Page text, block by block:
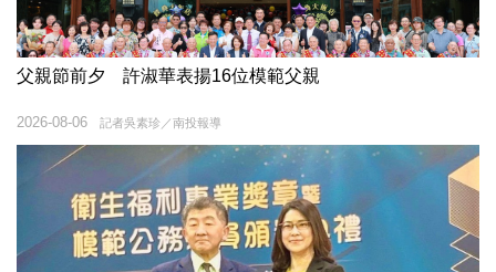
父親節前夕 許淑華表揚16位模範父親
記者吳素珍／南投報導
2026-08-06